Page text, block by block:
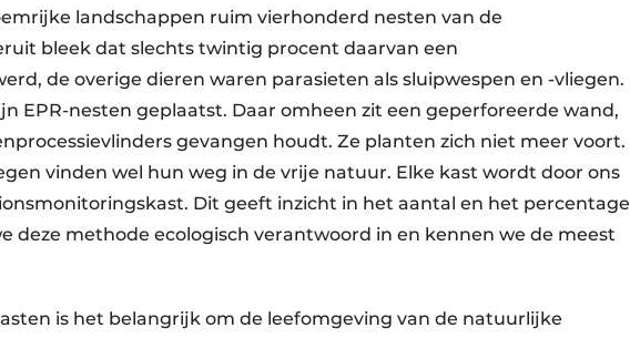
landschappen ruim vierhonderd nesten van de
bleek dat slechts twintig procent daarvan een
de overige dieren waren parasieten als sluipwespen en -vliegen.
EPR-nesten geplaatst. Daar omheen zit een geperforeerde wand,
gevangen houdt. Ze planten zich niet meer voort.
vinden wel hun weg in de vrije natuur. Elke kast wordt door ons
Dit geeft inzicht in het aantal en het percentage
deze methode ecologisch verantwoord in en kennen we de meest
is het belangrijk om de leefomgeving van de natuurlijke